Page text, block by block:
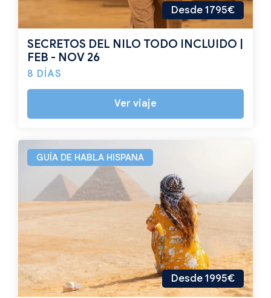
Desde 1795€
SECRETOS DEL NILO TODO INCLUIDO |
FEB - NOV 26
8 DÍAS
Ver viaje
Desde 1995€
GUÍA DE HABLA HISPANA